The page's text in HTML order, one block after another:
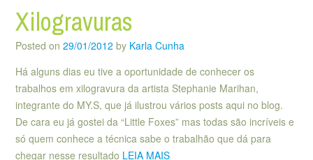
Xilogravuras
Posted on 29/01/2012 by Karla Cunha
Há alguns dias eu tive a oportunidade de conhecer os
trabalhos em xilogravura da artista Stephanie Marihan,
integrante do MY.S, que já ilustrou vários posts aqui no blog.
De cara eu já gostei da “Little Foxes” mas todas são incríveis e
só quem conhece a técnica sabe o trabalhão que dá para
chegar nesse resultado LEIA MAIS